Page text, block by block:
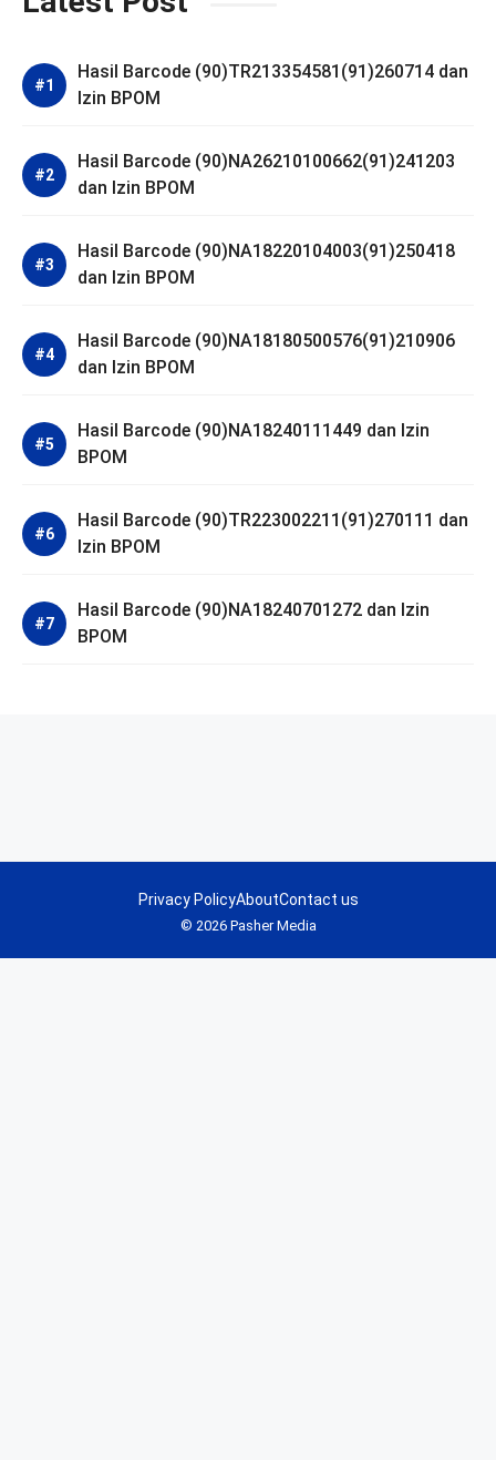
Hasil Barcode (90)TR213354581(91)260714 dan
Izin BPOM
Hasil Barcode (90)NA26210100662(91)241203
dan Izin BPOM
Hasil Barcode (90)NA18220104003(91)250418
dan Izin BPOM
Hasil Barcode (90)NA18180500576(91)210906
dan Izin BPOM
Hasil Barcode (90)NA18240111449 dan Izin
BPOM
Hasil Barcode (90)TR223002211(91)270111 dan
Izin BPOM
Hasil Barcode (90)NA18240701272 dan Izin
BPOM
© 2026 Pasher Media
Privacy PolicyAboutContact us